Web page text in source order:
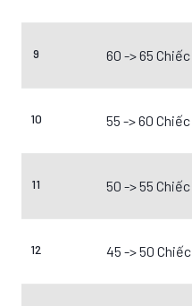
9 60 -> 65 Chiếc
10 55 -> 60 Chiếc
11 50 -> 55 Chiếc
12 45 -> 50 Chiếc